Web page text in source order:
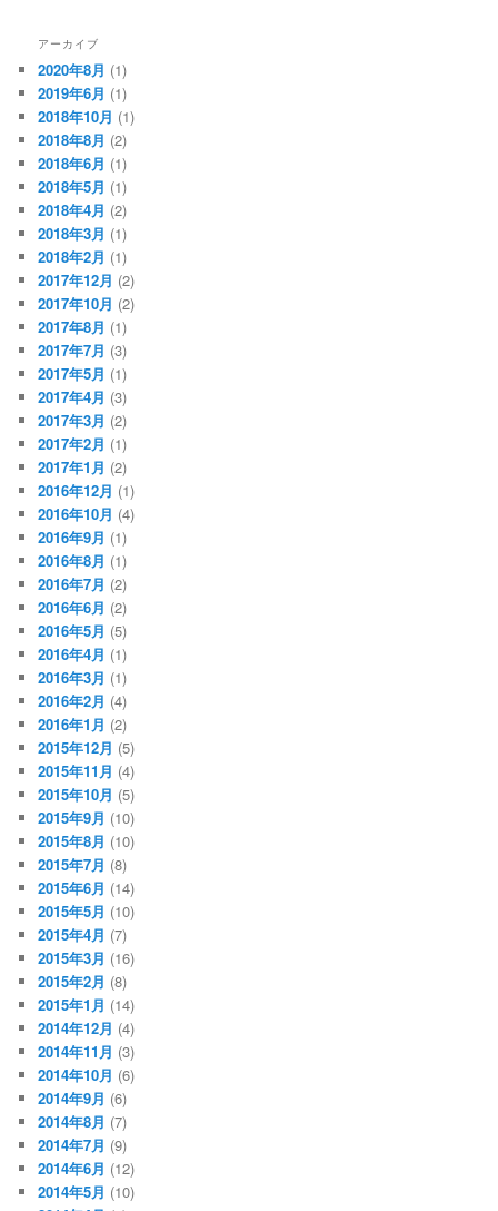
アーカイブ
2020年8月 (1)
2019年6月 (1)
2018年10月 (1)
2018年8月 (2)
2018年6月 (1)
2018年5月 (1)
2018年4月 (2)
2018年3月 (1)
2018年2月 (1)
2017年12月 (2)
2017年10月 (2)
2017年8月 (1)
2017年7月 (3)
2017年5月 (1)
2017年4月 (3)
2017年3月 (2)
2017年2月 (1)
2017年1月 (2)
2016年12月 (1)
2016年10月 (4)
2016年9月 (1)
2016年8月 (1)
2016年7月 (2)
2016年6月 (2)
2016年5月 (5)
2016年4月 (1)
2016年3月 (1)
2016年2月 (4)
2016年1月 (2)
2015年12月 (5)
2015年11月 (4)
2015年10月 (5)
2015年9月 (10)
2015年8月 (10)
2015年7月 (8)
2015年6月 (14)
2015年5月 (10)
2015年4月 (7)
2015年3月 (16)
2015年2月 (8)
2015年1月 (14)
2014年12月 (4)
2014年11月 (3)
2014年10月 (6)
2014年9月 (6)
2014年8月 (7)
2014年7月 (9)
2014年6月 (12)
2014年5月 (10)